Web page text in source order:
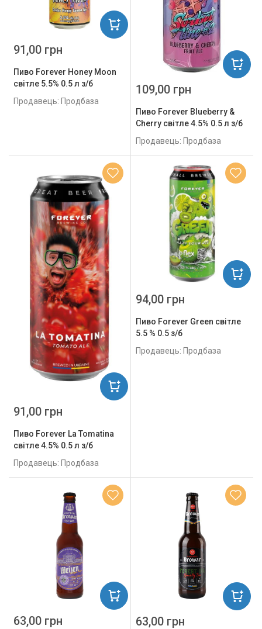
Пиво Forever Honey Moon
світле 5.5% 0.5 л з/б
Продавець: Продбаза
91,00 грн
Пиво Forever Blueberry &
Cherry світле 4.5% 0.5 л з/б
Продавець: Продбаза
109,00 грн
Пиво Forever La Tomatina
світле 4.5% 0.5 л з/б
Продавець: Продбаза
91,00 грн
Пиво Forever Green світле
5.5 % 0.5 з/б
Продавець: Продбаза
94,00 грн
63,00 грн 63,00 грн